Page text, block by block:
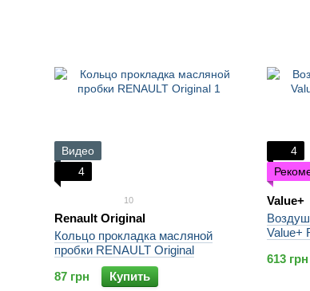
Видео
4
10
Renault Original
Кольцо прокладка масляной
пробки RENAULT Original
87 грн
Купить
4
Value+
Value+
613 грн